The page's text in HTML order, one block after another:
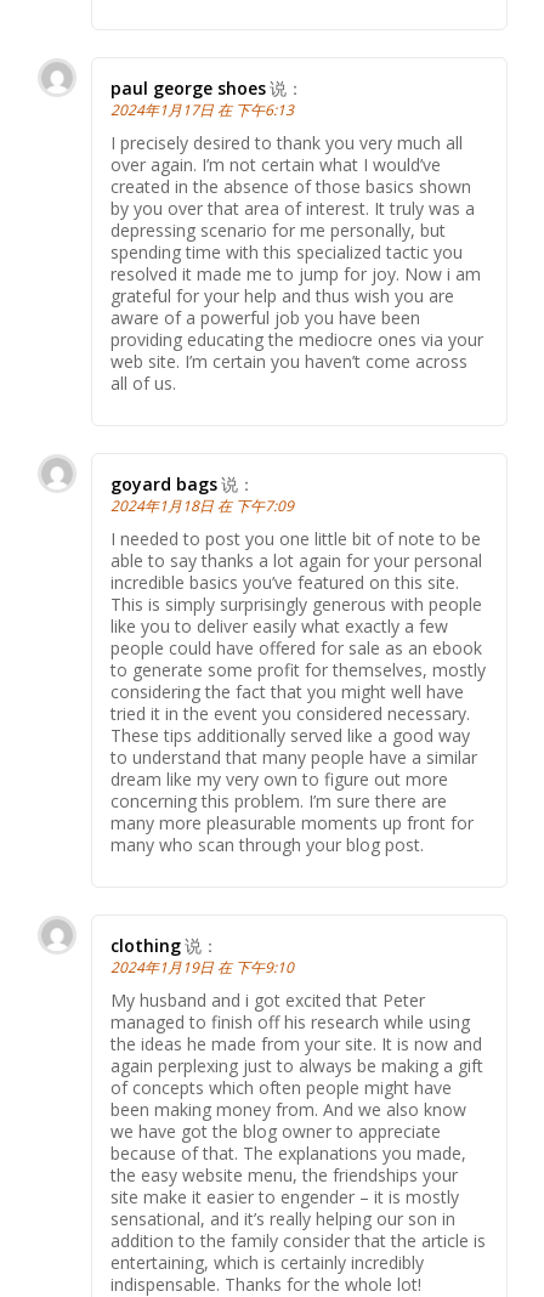
paul george shoes说：
2024年1月17日 在 下午6:13
I precisely desired to thank you very much all
over again. I’m not certain what I would’ve
created in the absence of those basics shown
by you over that area of interest. It truly was a
depressing scenario for me personally, but
spending time with this specialized tactic you
resolved it made me to jump for joy. Now i am
grateful for your help and thus wish you are
aware of a powerful job you have been
providing educating the mediocre ones via your
web site. I’m certain you haven’t come across
all of us.
goyard bags说：
2024年1月18日 在 下午7:09
I needed to post you one little bit of note to be
able to say thanks a lot again for your personal
incredible basics you’ve featured on this site.
This is simply surprisingly generous with people
like you to deliver easily what exactly a few
people could have offered for sale as an ebook
to generate some profit for themselves, mostly
considering the fact that you might well have
tried it in the event you considered necessary.
These tips additionally served like a good way
to understand that many people have a similar
dream like my very own to figure out more
concerning this problem. I’m sure there are
many more pleasurable moments up front for
many who scan through your blog post.
clothing说：
2024年1月19日 在 下午9:10
My husband and i got excited that Peter
managed to finish off his research while using
the ideas he made from your site. It is now and
again perplexing just to always be making a gift
of concepts which often people might have
been making money from. And we also know
we have got the blog owner to appreciate
because of that. The explanations you made,
the easy website menu, the friendships your
site make it easier to engender – it is mostly
sensational, and it’s really helping our son in
addition to the family consider that the article is
entertaining, which is certainly incredibly
indispensable. Thanks for the whole lot!